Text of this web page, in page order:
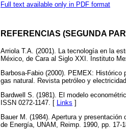
Full text available only in PDF format
REFERENCIAS (SEGUNDA
Arriola T.A. (2001). La tecnología en la
México, de Cara al Siglo XXI. Instituto
Barbosa-Fabio (2000). PEMEX:
gas natural. Revista petróleo y
Bardwell S. (1981). El modelo
ISSN 0272-1147. [
Links ]
Bauer M. (1984). Apertura y
de Energía, UNAM, Reimp. 1990, pp. 17-